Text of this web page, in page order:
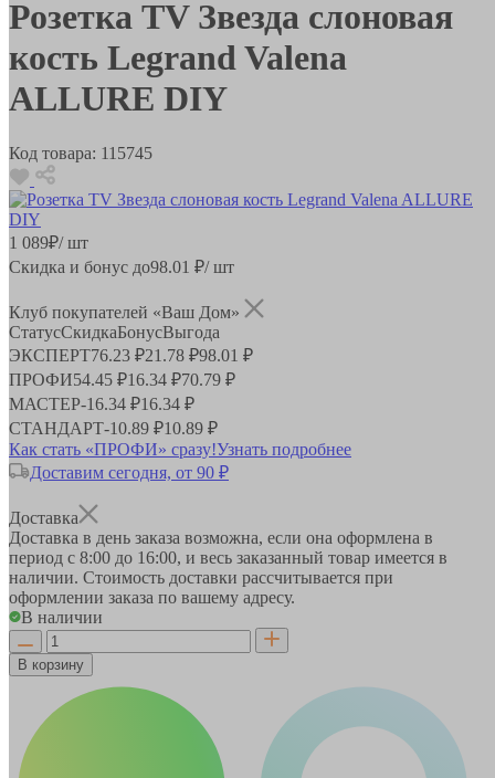
Розетка TV Звезда слоновая
кость Legrand Valena
ALLURE DIY
Код товара: 115745
1 089₽/ шт
Скидка и бонус до98.01 ₽/ шт
Клуб покупателей «Ваш Дом»
СтатусСкидкаБонусВыгода
ЭКСПЕРТ76.23 ₽21.78 ₽98.01 ₽
ПРОФИ54.45 ₽16.34 ₽70.79 ₽
МАСТЕР-16.34 ₽16.34 ₽
СТАНДАРТ-10.89 ₽10.89 ₽
Как стать «ПРОФИ» сразу!Узнать подробнее
Доставим сегодня, от 90 ₽
Доставка
Доставка в день заказа возможна, если она оформлена в
период с 8:00 до 16:00, и весь заказанный товар имеется в
наличии. Стоимость доставки рассчитывается при
оформлении заказа по вашему адресу.
В наличии
В корзину